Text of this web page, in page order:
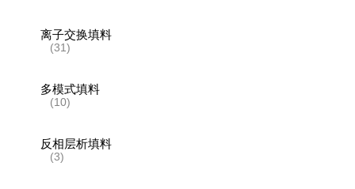
离子交换填料
(31)
多模式填料
(10)
反相层析填料
(3)